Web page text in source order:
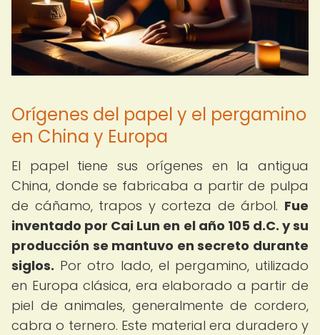
Orígenes del papel y el pergamino
en China y Europa
El papel tiene sus orígenes en la antigua
China, donde se fabricaba a partir de pulpa
de cáñamo, trapos y corteza de árbol. Fue
inventado por Cai Lun en el año 105 d.C. y su
producción se mantuvo en secreto durante
siglos. Por otro lado, el pergamino, utilizado
en Europa clásica, era elaborado a partir de
piel de animales, generalmente de cordero,
cabra o ternero. Este material era duradero y